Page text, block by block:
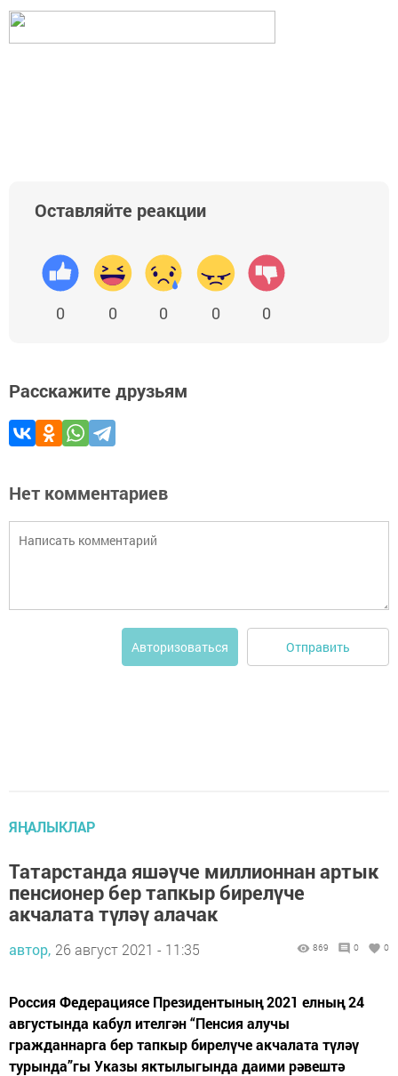
Оставляйте реакции
0 0 0 0 0
Расскажите друзьям
Нет комментариев
Авторизоваться Отправить
ЯҢАЛЫКЛАР
Татарстанда яшәүче миллионнан артык
пенсионер бер тапкыр бирелүче
акчалата түләү алачак
автор, 26 август 2021 - 11:35 869 0 0
Россия Федерациясе Президентының 2021 елның 24
августында кабул ителгән “Пенсия алучы
гражданнарга бер тапкыр бирелүче акчалата түләү
турында”гы Указы яктылыгында даими рәвештә